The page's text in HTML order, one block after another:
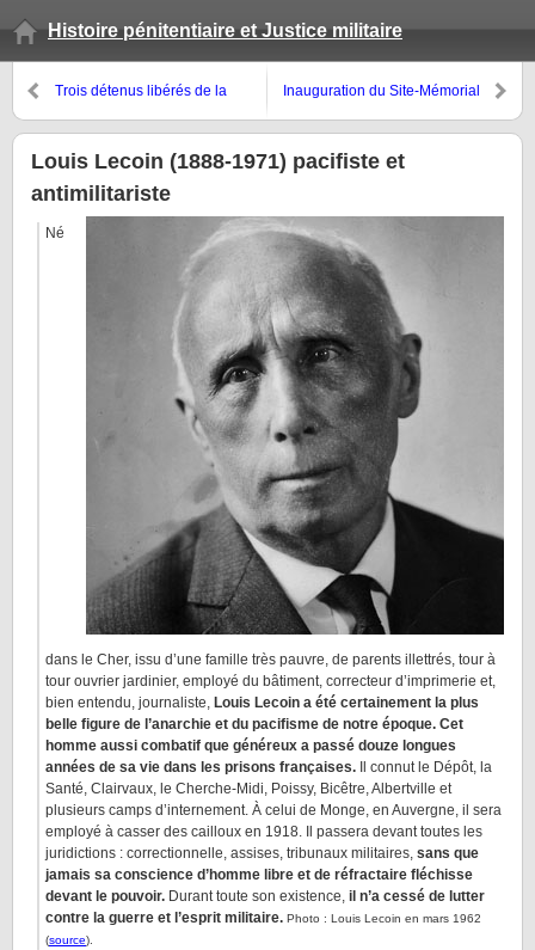
Histoire pénitentiaire et Justice militaire
Trois détenus libérés de la
attendaient leur train respectif…
Inauguration du Site-Mémorial
Provence, le 10 septembre 2012
Louis Lecoin (1888-1971) pacifiste et
antimilitariste
Né
dans le Cher, issu d’une famille très pauvre, de parents illettrés, tour à
tour ouvrier jardinier, employé du bâtiment, correcteur d’imprimerie et,
bien entendu, journaliste, Louis Lecoin a été certainement la plus
belle figure de l’anarchie et du pacifisme de notre époque. Cet
homme aussi combatif que généreux a passé douze longues
années de sa vie dans les prisons françaises. Il connut le Dépôt, la
Santé, Clairvaux, le Cherche-Midi, Poissy, Bicêtre, Albertville et
plusieurs camps d’internement. À celui de Monge, en Auvergne, il sera
employé à casser des cailloux en 1918. Il passera devant toutes les
juridictions : correctionnelle, assises, tribunaux militaires, sans que
jamais sa conscience d’homme libre et de réfractaire fléchisse
devant le pouvoir. Durant toute son existence, il n’a cessé de lutter
contre la guerre et l’esprit militaire. Photo : Louis Lecoin en mars 1962
(source).